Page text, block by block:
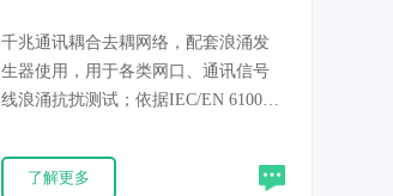
千兆通讯耦合去耦网络，配套浪涌发
生器使用，用于各类网口、通讯信号
线浪涌抗扰测试；依据IEC/EN 61000-
研发，精准完成千兆通信端口雷击浪
涌注入试验，适配交换机、网卡、通
了解更多